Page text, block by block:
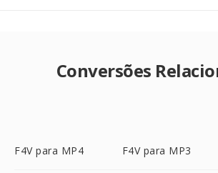
Conversões
F4V para MP4 F4V para MP3